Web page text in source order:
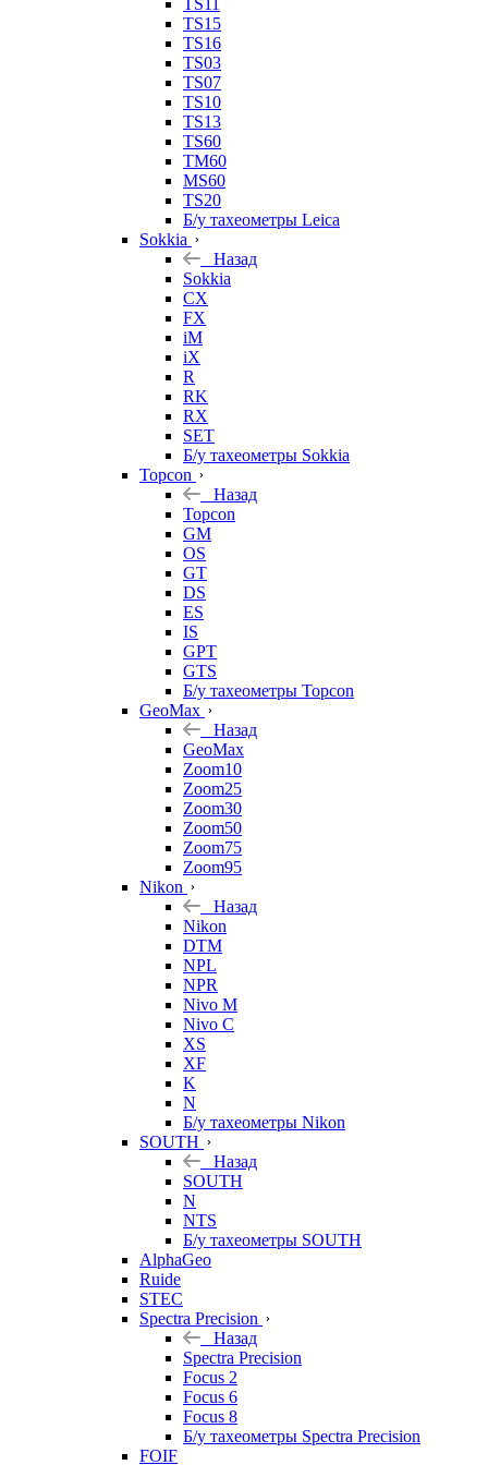
TS11
TS15
TS16
TS03
TS07
TS10
TS13
TS60
TM60
MS60
TS20
Б/у тахеометры Leica
Sokkia
Назад
Sokkia
CX
FX
iM
iX
R
RK
RX
SET
Б/у тахеометры Sokkia
Topcon
Назад
Topcon
GM
OS
GT
DS
ES
IS
GPT
GTS
Б/у тахеометры Topcon
GeoMax
Назад
GeoMax
Zoom10
Zoom25
Zoom30
Zoom50
Zoom75
Zoom95
Nikon
Назад
Nikon
DTM
NPL
NPR
Nivo M
Nivo C
XS
XF
K
N
Б/у тахеометры Nikon
SOUTH
Назад
SOUTH
N
NTS
Б/у тахеометры SOUTH
AlphaGeo
Ruide
STEC
Spectra Precision
Назад
Spectra Precision
Focus 2
Focus 6
Focus 8
Б/у тахеометры Spectra Precision
FOIF